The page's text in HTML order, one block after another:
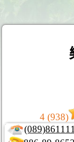
4 (938)
(089)861111